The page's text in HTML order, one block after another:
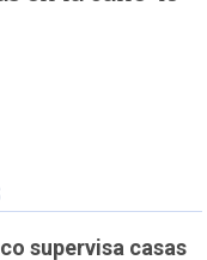
supervisa casas